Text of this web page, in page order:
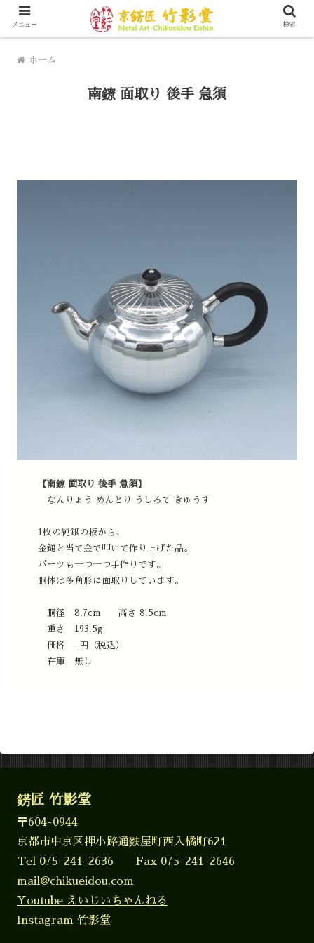
京都にて200年以上金属工芸を営んできています
ホーム
南鐐 面取り 後手 急須
【南鐐 面取り 後手 急須】
なんりょう めんとり うしろて きゅうす
1枚の純銀の板から、
金鎚と当て金で叩いて作り上げた品。
パーツも一つ一つ手作りです。
胴体は多角形に面取りしています。
胴径 8.7cm 高さ 8.5cm
重さ 193.5g
価格 –円（税込）
在庫 無し
錺匠 竹影堂
〒604-0944
京都市中京区押小路通麩屋町西入橘町621
Tel 075-241-2636 Fax 075-241-2646
mail@chikueidou.com
Youtube えいじいちゃんねる
Instagram 竹影堂
メニュー 検索